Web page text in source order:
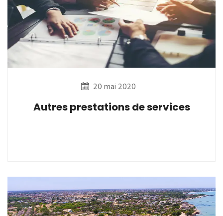
20 mai 2020
Autres prestations de services